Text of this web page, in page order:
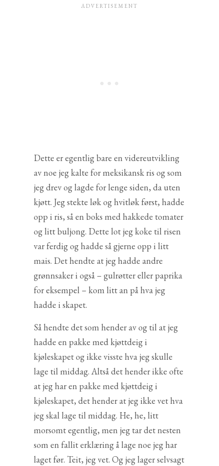
Dette er egentlig bare en videreutvikling
av noe jeg kalte for meksikansk ris og som
jeg drev og lagde for lenge siden, da uten
kjøtt. Jeg stekte løk og hvitløk først, hadde
opp i ris, så en boks med hakkede tomater
og litt buljong. Dette lot jeg koke til risen
var ferdig og hadde så gjerne opp i litt
mais. Det hendte at jeg hadde andre
grønnsaker i også – gulrøtter eller paprika
for eksempel – kom litt an på hva jeg
hadde i skapet.
Så hendte det som hender av og til at jeg
hadde en pakke med kjøttdeig i
kjøleskapet og ikke visste hva jeg skulle
lage til middag. Altså det hender ikke ofte
at jeg har en pakke med kjøttdeig i
kjøleskapet, det hender at jeg ikke vet hva
jeg skal lage til middag. He, he, litt
morsomt egentlig, men jeg tar det nesten
som en fallit erklæring å lage noe jeg har
laget før. Teit, jeg vet. Og jeg lager selvsagt